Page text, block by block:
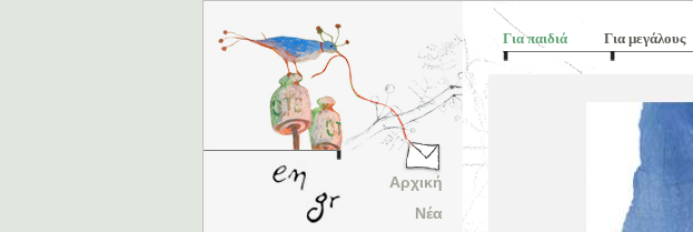
Αρχική
Νέα
Για παιδιά Για μεγάλους